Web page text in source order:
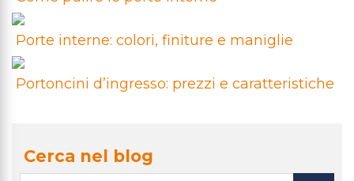
Porte interne: colori, finiture e maniglie
Portoncini d’ingresso: prezzi e caratteristiche
Cerca nel blog